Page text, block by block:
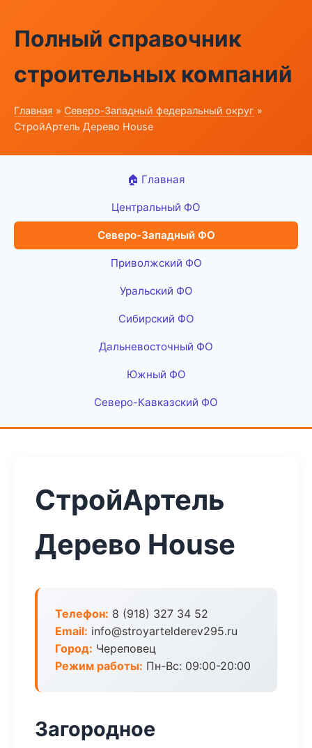
Полный справочник
строительных компаний
Главная » Северо-Западный федеральный округ »
СтройАртель Дерево House
🏠 Главная
Центральный ФО
Северо-Западный ФО
Приволжский ФО
Уральский ФО
Сибирский ФО
Дальневосточный ФО
Южный ФО
Северо-Кавказский ФО
СтройАртель
Дерево House
Телефон: 8 (918) 327 34 52
Email: info@stroyartelderev295.ru
Город: Череповец
Режим работы: Пн-Вс: 09:00-20:00
Загородное